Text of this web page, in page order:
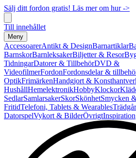
Sälj ditt fordon gratis! Läs mer om hur ->
Till innehållet
Meny
AccessoarerAntikt & DesignBarnartiklar
BarnskorBarnleksakerBiljetter & Resor
TidningarDatorer & TillbehörDVD &
VideofilmerFordonFordonsdelar &
OptikFrimärkenHandgjort &
HushållHemelektronikHobbyKlockor
SedlarSamlarsakerSkorSkönhetSmycken
FritidTelefoni, Tablets & Wearables
DatorspelVykort & BilderÖvrigtInspiration